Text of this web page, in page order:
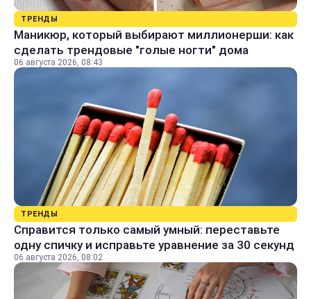
ТРЕНДЫ
Маникюр, который выбирают миллионерши: как
сделать трендовые "голые ногти" дома
06 августа 2026, 08:43
ТРЕНДЫ
Справится только самый умный: переставьте
одну спичку и исправьте уравнение за 30 секунд
06 августа 2026, 08:02